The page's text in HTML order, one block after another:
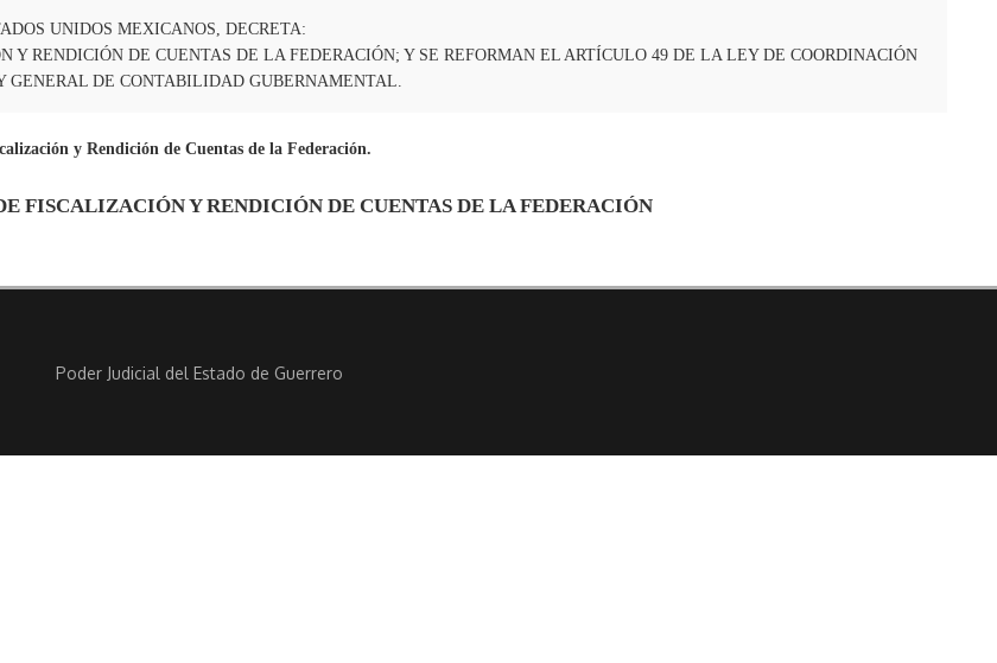
UNIDOS MEXICANOS, DECRETA:
Y RENDICIÓN DE CUENTAS DE LA FEDERACIÓN; Y SE REFORMAN EL ARTÍCULO 49 DE LA LEY DE COORDINACIÓN
GENERAL DE CONTABILIDAD GUBERNAMENTAL.
y Rendición de Cuentas de la Federación.
FISCALIZACIÓN Y RENDICIÓN DE CUENTAS DE LA FEDERACIÓN
Poder Judicial del Estado de Guerrero